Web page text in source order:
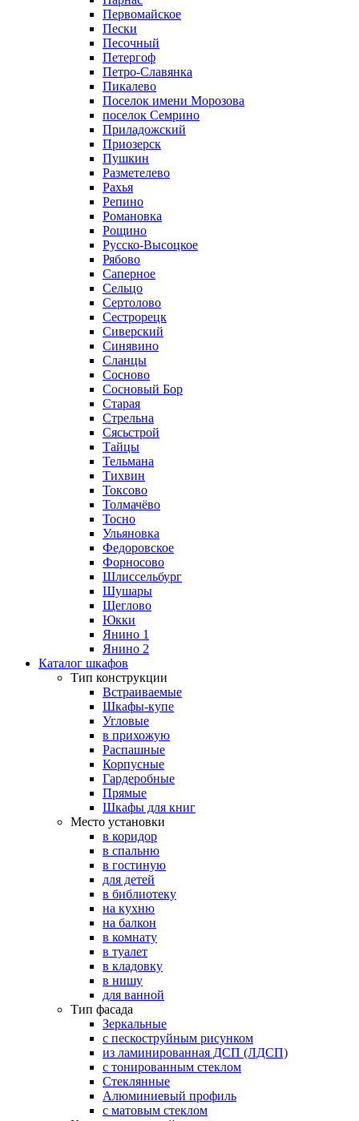
Первомайское
Пески
Песочный
Петергоф
Петро-Славянка
Пикалево
Поселок имени Морозова
поселок Семрино
Приладожский
Приозерск
Пушкин
Разметелево
Рахья
Репино
Романовка
Рощино
Русско-Высоцкое
Рябово
Саперное
Сельцо
Сертолово
Сестрорецк
Сиверский
Синявино
Сланцы
Сосново
Сосновый Бор
Старая
Стрельна
Сясьстрой
Тайцы
Тельмана
Тихвин
Токсово
Толмачёво
Тосно
Ульяновка
Федоровское
Форносово
Шлиссельбург
Шушары
Щеглово
Юкки
Янино 1
Янино 2
Каталог шкафов
Тип конструкции
Встраиваемые
Шкафы-купе
Угловые
в прихожую
Распашные
Корпусные
Гардеробные
Прямые
Шкафы для книг
Место установки
в коридор
в спальню
в гостиную
для детей
в библиотеку
на кухню
на балкон
в комнату
в туалет
в кладовку
в нишу
для ванной
Тип фасада
Зеркальные
с пескоструйным рисунком
из ламинированная ДСП (ЛДСП)
с тонированным стеклом
Стеклянные
Алюминиевый профиль
с матовым стеклом